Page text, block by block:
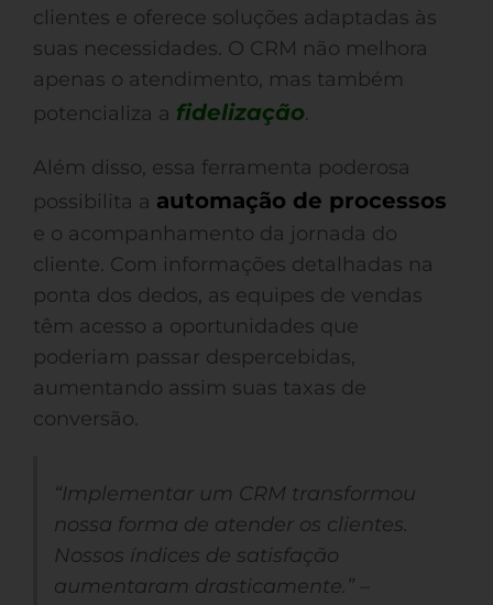
clientes e oferece soluções adaptadas às
suas necessidades. O CRM não melhora
apenas o atendimento, mas também
potencializa a fidelização.
Além disso, essa ferramenta poderosa
possibilita a automação de processos
e o acompanhamento da jornada do
cliente. Com informações detalhadas na
ponta dos dedos, as equipes de vendas
têm acesso a oportunidades que
poderiam passar despercebidas,
aumentando assim suas taxas de
conversão.
“Implementar um CRM transformou
nossa forma de atender os clientes.
Nossos índices de satisfação
aumentaram drasticamente.” –